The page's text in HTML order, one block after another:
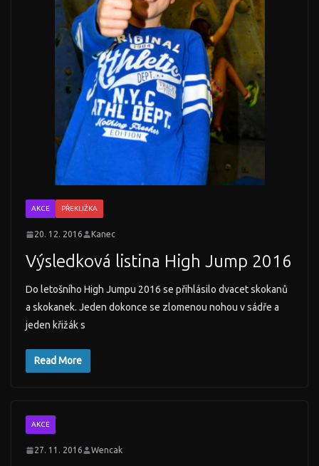
AKCE PŘEKLIŽKA
20. 12. 2016 Kanec
Výsledková listina High Jump 2016
Do letošního High Jumpu 2016 se přihlásilo dvacet skokanů
a skokanek. Jeden dokonce se zlomenou nohou v sádře a
jeden křižák s
Read More
AKCE
27. 11. 2016 Wencak